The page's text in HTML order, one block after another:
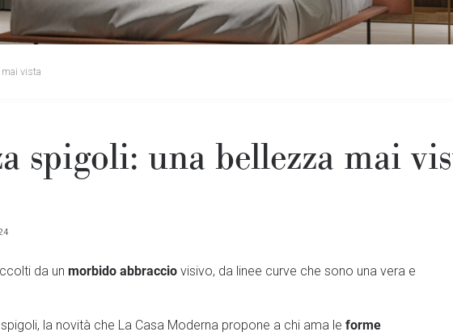
vista
spigoli: una bellezza mai
da un morbido abbraccio visivo, da linee curve che sono una vera e
la novità che La Casa Moderna propone a chi ama le forme